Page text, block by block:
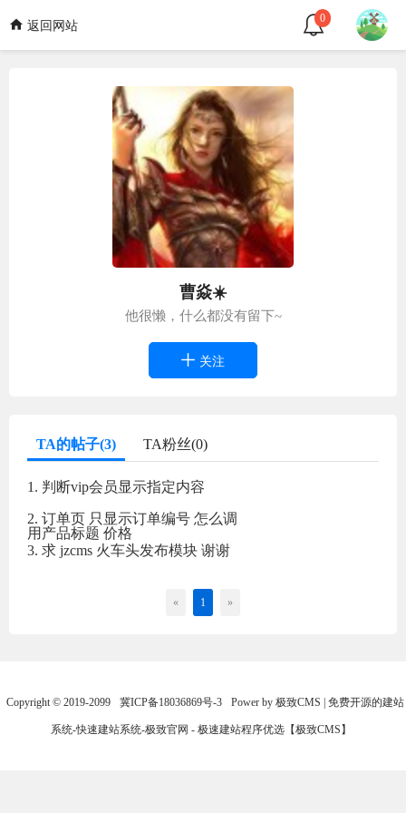
返回网站
0
曹焱☀️
他很懒，什么都没有留下~
关注
TA的帖子(3) TA粉丝(0)
1. 判断vip会员显示指定内容
2. 订单页 只显示订单编号 怎么调
用产品标题 价格
3. 求 jzcms 火车头发布模块 谢谢
« 1 »
Copyright © 2019-2099 冀ICP备18036869号-3 Power by 极致CMS | 免费开源的建站
系统-快速建站系统-极致官网 - 极速建站程序优选【极致CMS】